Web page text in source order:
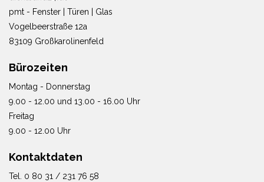
pmt - Fenster | Türen | Glas
Vogelbeerstraße 12a
83109 Großkarolinenfeld
Bürozeiten
Montag - Donnerstag
9.00 - 12.00 und 13.00 - 16.00 Uhr
Freitag
9.00 - 12.00 Uhr
Kontaktdaten
Tel. 0 80 31 / 231 76 58